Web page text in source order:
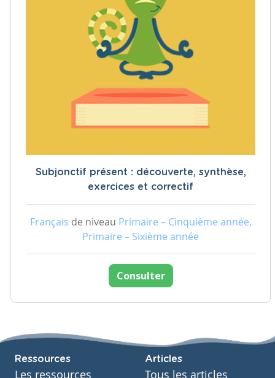
Subjonctif présent : découverte, synthèse,
exercices et correctif
Français de niveau Primaire – Cinquième année,
Primaire – Sixième année
Consulter
Ressources
Les ressources
Articles
Tous les articles